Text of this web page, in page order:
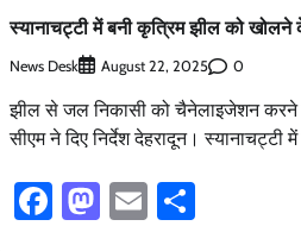
स्यानाचट्टी में बनी कृत्रिम झील को खोलने
News Desk August 22, 2025 0
झील से जल निकासी को चैनेलाइजेशन
सीएम ने दिए निर्देश देहरादून।
Facebook
Mastodon
Email